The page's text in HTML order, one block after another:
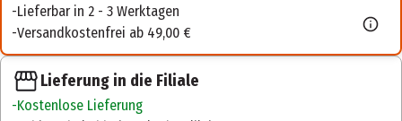
Lieferbar in 2 - 3 Werktagen
Versandkostenfrei ab 49,00 €
Lieferung in die Filiale
Kostenlose Lieferung